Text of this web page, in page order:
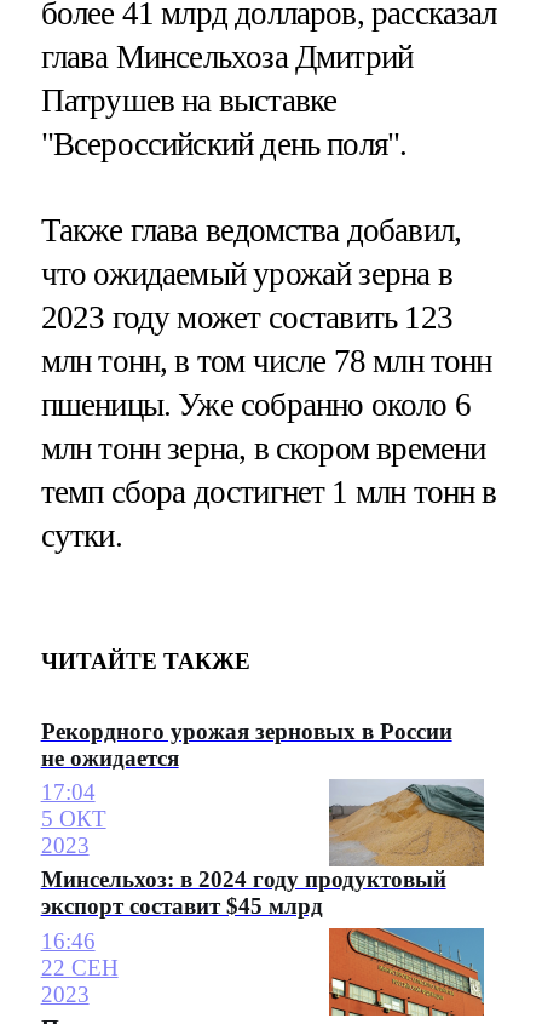
более 41 млрд долларов, рассказал
глава Минсельхоза Дмитрий
Патрушев на выставке
"Всероссийский день поля".
Также глава ведомства добавил,
что ожидаемый урожай зерна в
2023 году может составить 123
млн тонн, в том числе 78 млн тонн
пшеницы. Уже собранно около 6
млн тонн зерна, в скором времени
темп сбора достигнет 1 млн тонн в
сутки.
ЧИТАЙТЕ ТАКЖЕ
Рекордного урожая зерновых в России
не ожидается
17:04
5 ОКТ
2023
Минсельхоз: в 2024 году продуктовый
экспорт составит $45 млрд
16:46
22 СЕН
2023